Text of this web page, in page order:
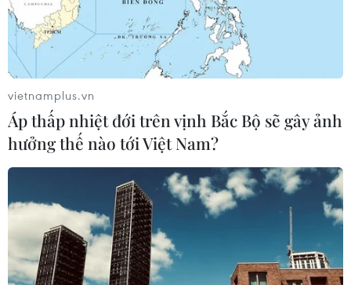
Goldman Sachs: Giá dầu sẽ tiếp tục giảm
bất chấp kế hoạch của OPEC+
13/04/2020 12:26
Theo báo cáo mới nhất, Goldman Sachs nhận thấy dự
báo giá dầu Brent quanh ngưỡng 20 USD/thùng trong
ngắn hạn của họ có khả năng phải điều chỉnh giảm.
vietnamplus.vn
Áp thấp nhiệt đới trên vịnh Bắc Bộ sẽ gây ảnh
hưởng thế nào tới Việt Nam?